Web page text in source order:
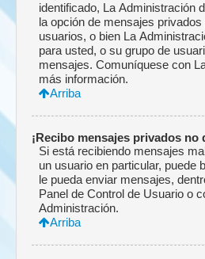
identificado, La Administración
la opción de mensajes
usuarios, o bien La
para usted, o su grupo de
mensajes. Comuníquese con
más información.
Arriba
¡Recibo mensajes privados no
Si está recibiendo mensajes
un usuario en particular, puede
le pueda enviar mensajes,
Panel de Control de Usuario o
Administración.
Arriba